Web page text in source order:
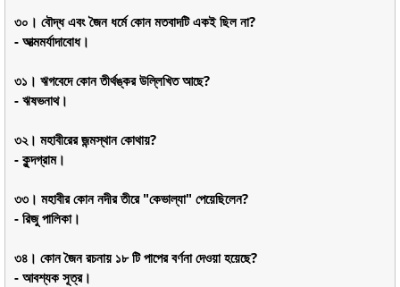
৩০। বৌদ্ধ এবং জৈন ধর্মে কোন মতবাদটি একই ছিল না?
- আত্মমর্যাদাবোধ।
৩১। ঋগবেদে কোন তীর্থঙ্কর উল্লিখিত আছে?
- ঋষভনাথ।
৩২। মহাবীরের জন্মস্থান কোথায়?
- কুন্দগ্রাম।
৩৩। মহাবীর কোন নদীর তীরে "কেভাল্যা" পেয়েছিলেন?
- রিজু পালিকা।
৩৪। কোন জৈন রচনায় ১৮ টি পাপের বর্ণনা দেওয়া হয়েছে?
- আবশ্যক সূত্র।